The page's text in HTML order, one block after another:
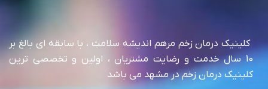
کلینیک درمان زخم مرهم اندیشه سلامت ، با سابقه ای بالغ بر
10 سال خدمت و رضایت مشتریان ، اولین و تخصصی ترین
کلینیک درمان زخم در مشهد می باشد